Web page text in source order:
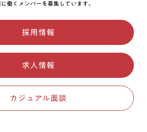
働くメンバーを募集しています。
採用情報
求人情報
カジュアル面談